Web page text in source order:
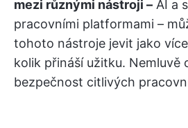
mezi různými nástroji – AI a
pracovními platformami –
tohoto nástroje jevit jako
kolik přináší užitku. Nemluvě
bezpečnost citlivých